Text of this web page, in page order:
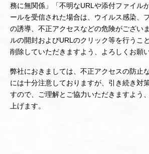
務に無関係」「不明なURLや添付ファイル
ールを受信された場合は、ウイルス感染、
の誘導、不正アクセスなどの危険がござい
ルの開封およびURLのクリック等を行うこ
削除していただきますよう、よろしくお願
弊社におきましては、不正アクセスの防止
には十分注意しておりますが、引き続き対
すので、ご理解とご協力いただきますよう
上げます。